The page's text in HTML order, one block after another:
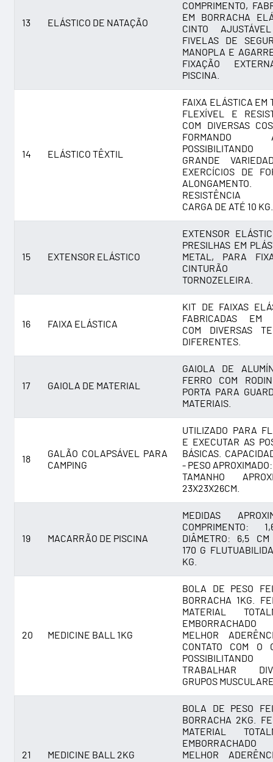
13 ELÁSTICO DE NATAÇÃO
COMPRIMENTO,
EM BORRACHA
CINTO
FIVELAS DE
MANOPLA E
FIXAÇÃO
PISCINA.
14 ELÁSTICO TÊXTIL
FAIXA ELÁSTICA EM
FLEXÍVEL E
COM DIVERSAS
FORMANDO
GRANDE
EXERCÍCIOS DE
ALONGAMENTO.
RESISTÊNCIA
CARGA DE ATÉ 10 KG.
15 EXTENSOR ELÁSTICO
EXTENSOR
PRESILHAS EM
METAL, PARA
CINTURÃO
TORNOZELEIRA.
16 FAIXA ELÁSTICA
KIT DE FAIXAS
FABRICADAS EM
COM DIVERSAS
DIFERENTES.
17 GAIOLA DE MATERIAL
GAIOLA DE
FERRO COM
PORTA PARA
MATERIAIS.
18
GALÃO COLAPSÁVEL PARA
CAMPING
UTILIZADO PARA
E EXECUTAR AS
BÁSICAS.
- PESO
TAMANHO
23X23X26CM.
19 MACARRÃO DE PISCINA
MEDIDAS
COMPRIMENTO:
DIÂMETRO: 6,5 CM
170 G
KG.
20 MEDICINE BALL 1KG
BOLA DE PESO
BORRACHA 1KG.
MATERIAL
MELHOR
CONTATO COM O
POSSIBILITANDO
TRABALHAR
GRUPOS
21 MEDICINE BALL 2KG
BOLA DE PESO
BORRACHA 2KG.
MATERIAL
MELHOR